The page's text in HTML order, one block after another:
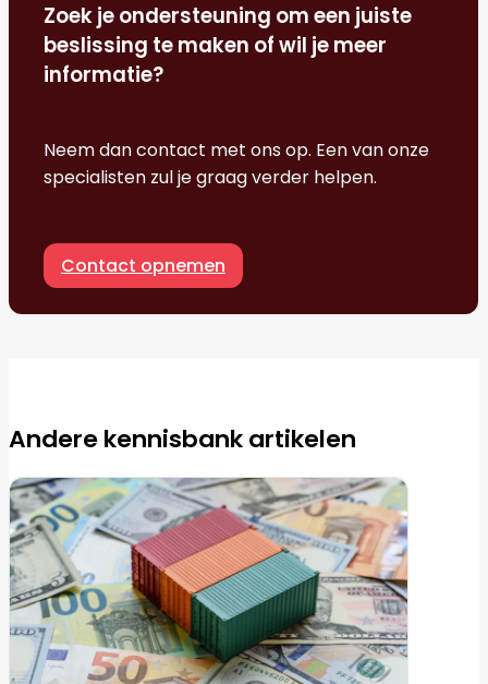
Zoek je ondersteuning om een juiste
beslissing te maken of wil je meer
informatie?
Neem dan contact met ons op. Een van onze
specialisten zul je graag verder helpen.
Contact opnemen
Andere kennisbank artikelen